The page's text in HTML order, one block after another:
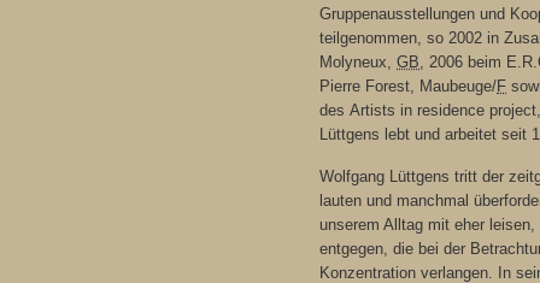
Gruppenausstellungen und
teilgenommen, so 2002 in
Molyneux, GB, 2006 beim
Pierre Forest, Maubeuge/F
des Artists in residence
Lüttgens lebt und arbeitet seit
Wolfgang Lüttgens tritt der
lauten und manchmal
unserem Alltag mit eher
entgegen, die bei der
Konzentration verlangen. In